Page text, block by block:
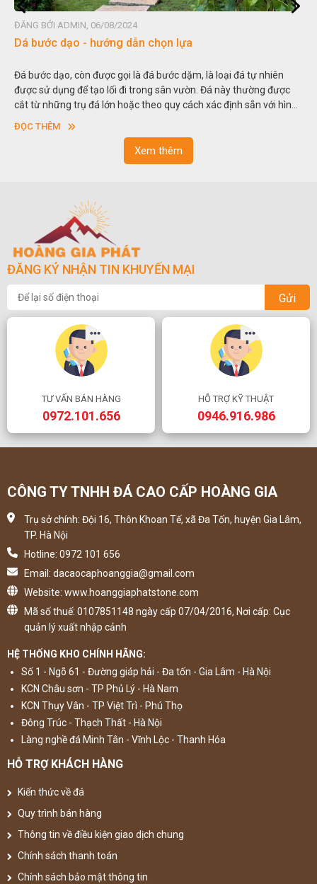
ĐĂNG BỞI ADMIN, 06/08/2024
Dá bước dạo - hướng dẫn chọn lựa
Đá bước dạo, còn được gọi là đá bước dặm, là loại đá tự nhiên
được sử dụng để tạo lối đi trong sân vườn. Đá này thường được
cắt từ những trụ đá lớn hoặc theo quy cách xác định sẵn với hình
vuông hoặc hình chữ nhật và có độ dày khác nhau.
ĐỌC THÊM
Xem thêm
ĐĂNG KÝ NHẬN TIN KHUYẾN MẠI
Gửi
TƯ VẤN BÁN HÀNG
0972.101.656
HỖ TRỢ KỸ THUẬT
0946.916.986
CÔNG TY TNHH ĐÁ CAO CẤP HOÀNG GIA
Trụ sở chính: Đội 16, Thôn Khoan Tế, xã Đa Tốn, huyện Gia Lâm,
TP. Hà Nội
Hotline: 0972 101 656
Email: dacaocaphoanggia@gmail.com
Website: www.hoanggiaphatstone.com
Mã số thuế: 0107851148 ngày cấp 07/04/2016, Nơi cấp: Cục
quản lý xuất nhập cảnh
HỆ THỐNG KHO CHÍNH HÃNG:
Số 1 - Ngõ 61 - Đường giáp hải - Đa tốn - Gia Lâm - Hà Nội
KCN Châu sơn - TP Phủ Lý - Hà Nam
KCN Thụy Vân - TP Việt Trì - Phú Thọ
Đông Trúc - Thạch Thất - Hà Nội
Làng nghề đá Minh Tân - Vĩnh Lộc - Thanh Hóa
HỖ TRỢ KHÁCH HÀNG
Kiến thức về đá
Quy trình bán hàng
Thông tin về điều kiện giao dịch chung
Chính sách thanh toán
Chính sách bảo mật thông tin